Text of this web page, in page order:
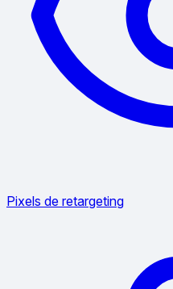
Pixels de retargeting